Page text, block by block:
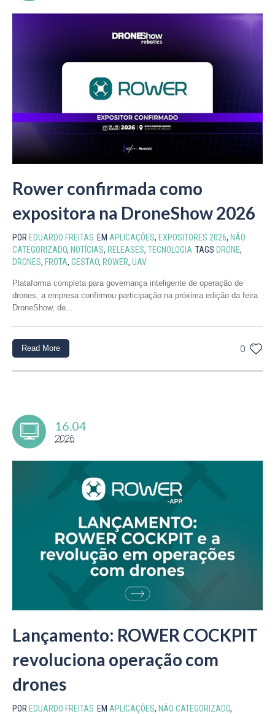
Rower confirmada como
expositora na DroneShow 2026
POR EDUARDO FREITAS EM APLICAÇÕES, EXPOSITORES 2026, NÃO
CATEGORIZADO, NOTÍCIAS, RELEASES, TECNOLOGIA TAGS DRONE,
DRONES, FROTA, GESTAO, ROWER, UAV
Plataforma completa para governança inteligente de operação de
drones, a empresa confirmou participação na próxima edição da feira
DroneShow, de...
0
Read More
16.04
2026
Lançamento: ROWER COCKPIT
revoluciona operação com
drones
POR EDUARDO FREITAS EM APLICAÇÕES, NÃO CATEGORIZADO,